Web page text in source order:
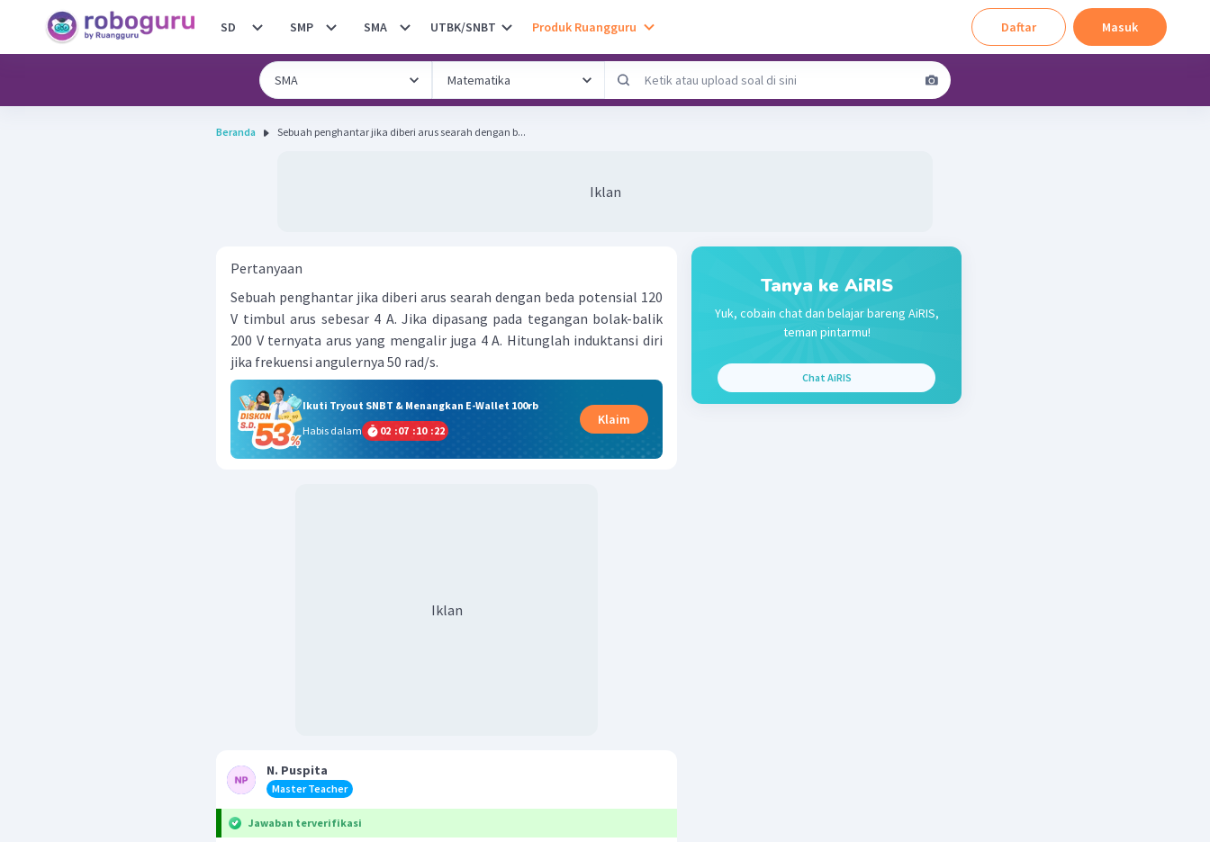
SD SMP SMA UTBK/SNBT Produk Ruangguru Daftar Masuk
Beranda Sebuah penghantar jika diberi arus searah dengan b...
Iklan
Pertanyaan
Sebuah penghantar jika diberi arus searah dengan beda potensial 120
V timbul arus sebesar 4 A. Jika dipasang pada tegangan bolak-balik
200 V ternyata arus yang mengalir juga 4 A. Hitunglah induktansi diri
jika frekuensi angulernya 50 rad/s.
Ikuti Tryout SNBT & Menangkan E-Wallet 100rb
Habis dalam
02 :07 :10 :21
Klaim
Iklan
N. Puspita
Master Teacher
Jawaban terverifikasi
Tanya ke AiRIS
Yuk, cobain chat dan belajar bareng AiRIS,
teman pintarmu!
Chat AiRIS